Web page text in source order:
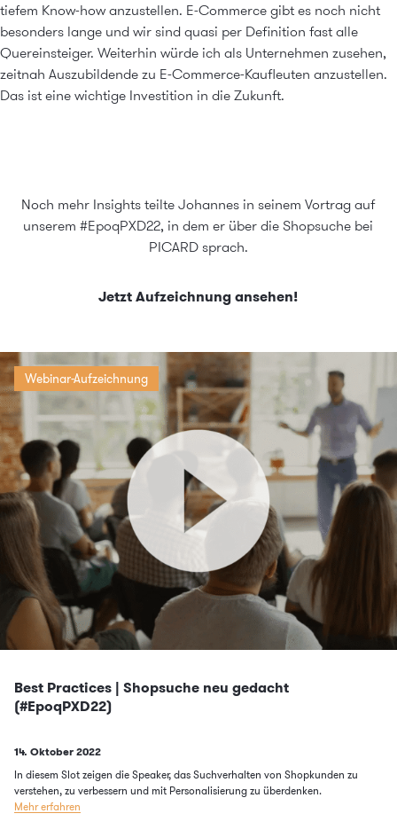
tiefem Know-how anzustellen. E-Commerce gibt es noch nicht
besonders lange und wir sind quasi per Definition fast alle
Quereinsteiger. Weiterhin würde ich als Unternehmen zusehen,
zeitnah Auszubildende zu E-Commerce-Kaufleuten anzustellen.
Das ist eine wichtige Investition in die Zukunft.
Noch mehr Insights teilte Johannes in seinem Vortrag auf
unserem #EpoqPXD22, in dem er über die Shopsuche bei
PICARD sprach.
Jetzt Aufzeichnung ansehen!
Webinar-Aufzeichnung
Best Practices | Shopsuche neu gedacht
(#EpoqPXD22)
Published on
14. Oktober 2022
In diesem Slot zeigen die Speaker, das Suchverhalten von Shopkunden zu
verstehen, zu verbessern und mit Personalisierung zu überdenken.
Mehr erfahren